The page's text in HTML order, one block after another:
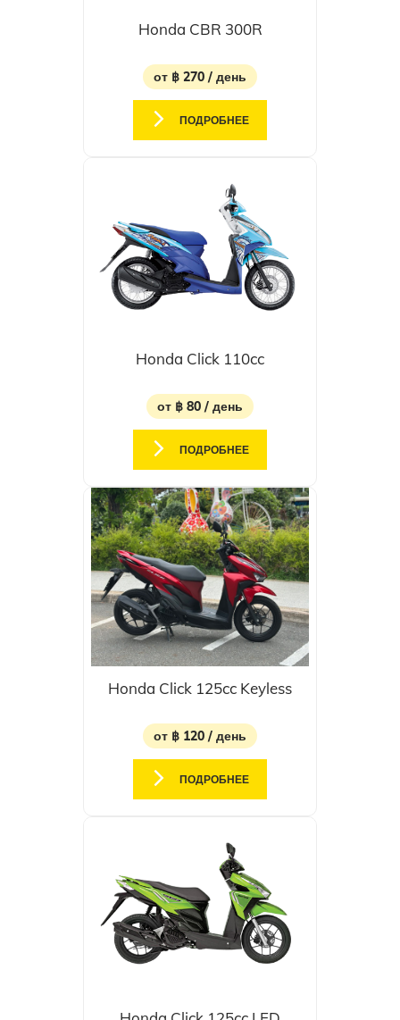
Honda CBR 300R
от ฿ 270 / день
ПОДРОБНЕЕ
Honda Click 110cc
от ฿ 80 / день
ПОДРОБНЕЕ
Honda Click 125cc Keyless
от ฿ 120 / день
ПОДРОБНЕЕ